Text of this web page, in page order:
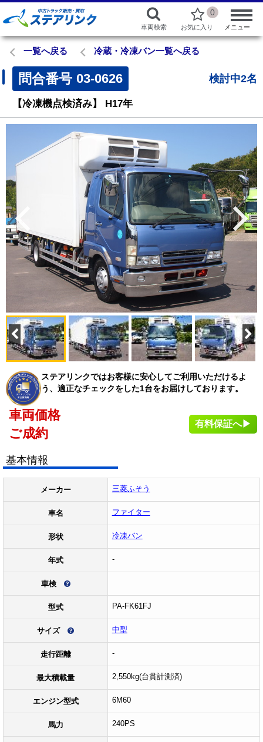
車両検索
0
お気に入り メニュー
一覧へ戻る 冷蔵・冷凍バン一覧へ戻る
問合番号 03-0626 検討中2名
【冷凍機点検済み】 H17年
ステアリンクではお客様に安心してご利用いただけるよ
う、適正なチェックをした1台をお届けしております。
車両価格
ご成約
有料保証へ▶
基本情報
メーカー 三菱ふそう
車名 ファイター
形状 冷凍バン
年式 -
車検
型式 PA-FK61FJ
サイズ 中型
走行距離 -
最大積載量 2,550kg(台貫計測済)
エンジン型式 6M60
馬力 240PS